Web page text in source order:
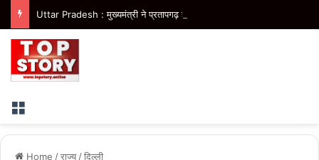
Menu
Home /राज्य /दिल्ली